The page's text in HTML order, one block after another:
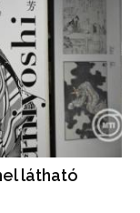
látható